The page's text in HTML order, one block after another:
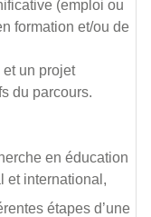
(emploi ou
formation et/ou de
un projet
du parcours.
en éducation
et international,
étapes d’une